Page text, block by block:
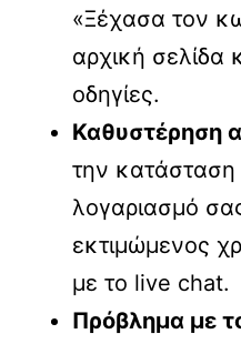
«Ξέχασα τον
αρχική σελίδα
οδηγίες.
Καθυστέρηση
την
λογαριασμό
εκτιμώμενος
με το live chat.
Πρόβλημα με